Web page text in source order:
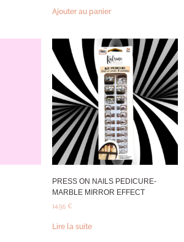
Ajouter au panier
PRESS ON NAILS PEDICURE-
MARBLE MIRROR EFFECT
14,95 €
Lire la suite